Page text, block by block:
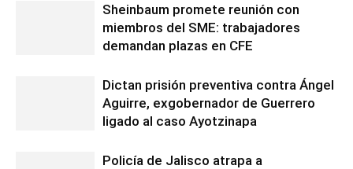
Sheinbaum promete reunión con
miembros del SME: trabajadores
demandan plazas en CFE
Dictan prisión preventiva contra Ángel
Aguirre, exgobernador de Guerrero
ligado al caso Ayotzinapa
Policía de Jalisco atrapa a